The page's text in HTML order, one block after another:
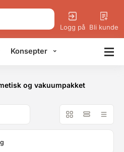
Logg på Bli kunde
Konsepter
og vakuumpakket